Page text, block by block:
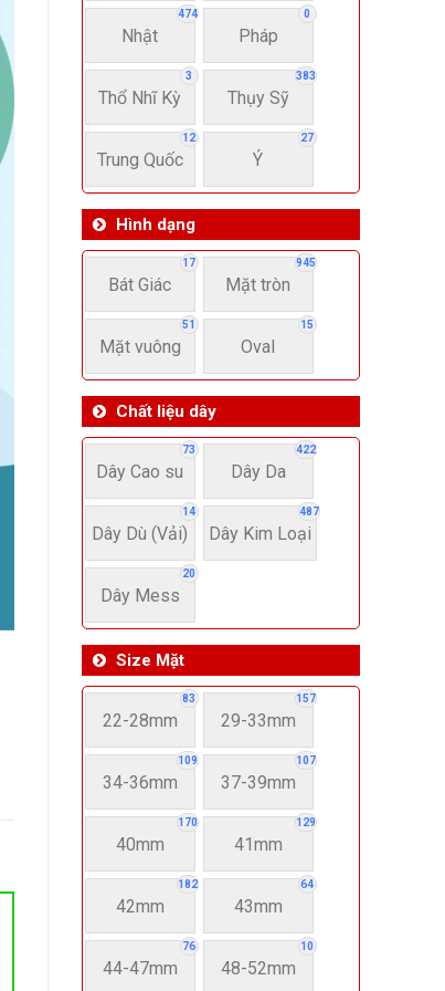
474
Nhật
0
Pháp
3
Thổ Nhĩ Kỳ
383
Thụy Sỹ
12
Trung Quốc
27
Ý
Hình dạng
17
Bát Giác
945
Mặt tròn
51
Mặt vuông
15
Oval
Chất liệu dây
73
Dây Cao su
422
Dây Da
14
Dây Dù (Vải)
487
Dây Kim Loại
20
Dây Mess
Size Mặt
83
22-28mm
157
29-33mm
109
34-36mm
107
37-39mm
170
40mm
129
41mm
182
42mm
64
43mm
76
44-47mm
10
48-52mm